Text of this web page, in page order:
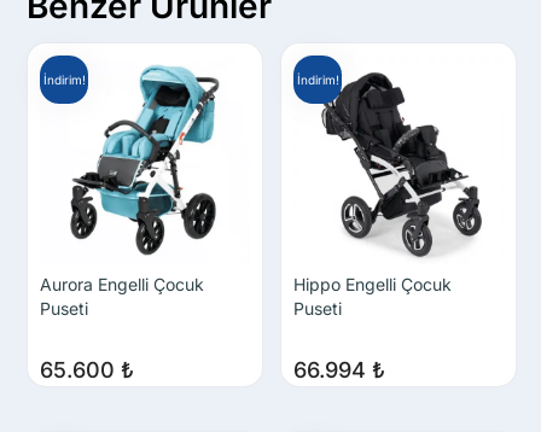
Aurora Engelli Çocuk
Puseti
65.600₺
İndirim!
Hippo Engelli Çocuk
Puseti
66.994 ₺
İndirim!